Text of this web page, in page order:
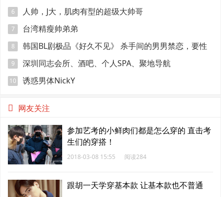
6 人帅，J大，肌肉有型的超级大帅哥
7 台湾精瘦帅弟弟
8
韩国BL剧极品《好久不见》 杀手间的男男禁恋，要性
命还是爱情？
9 深圳同志会所、酒吧、个人SPA、聚地导航
10 诱惑男体NickY
网友关注
参加艺考的小鲜肉们都是怎么穿的 直击考
生们的穿搭！
2018-03-08 15:55 阅读284
跟胡一天学穿基本款 让基本款也不普通